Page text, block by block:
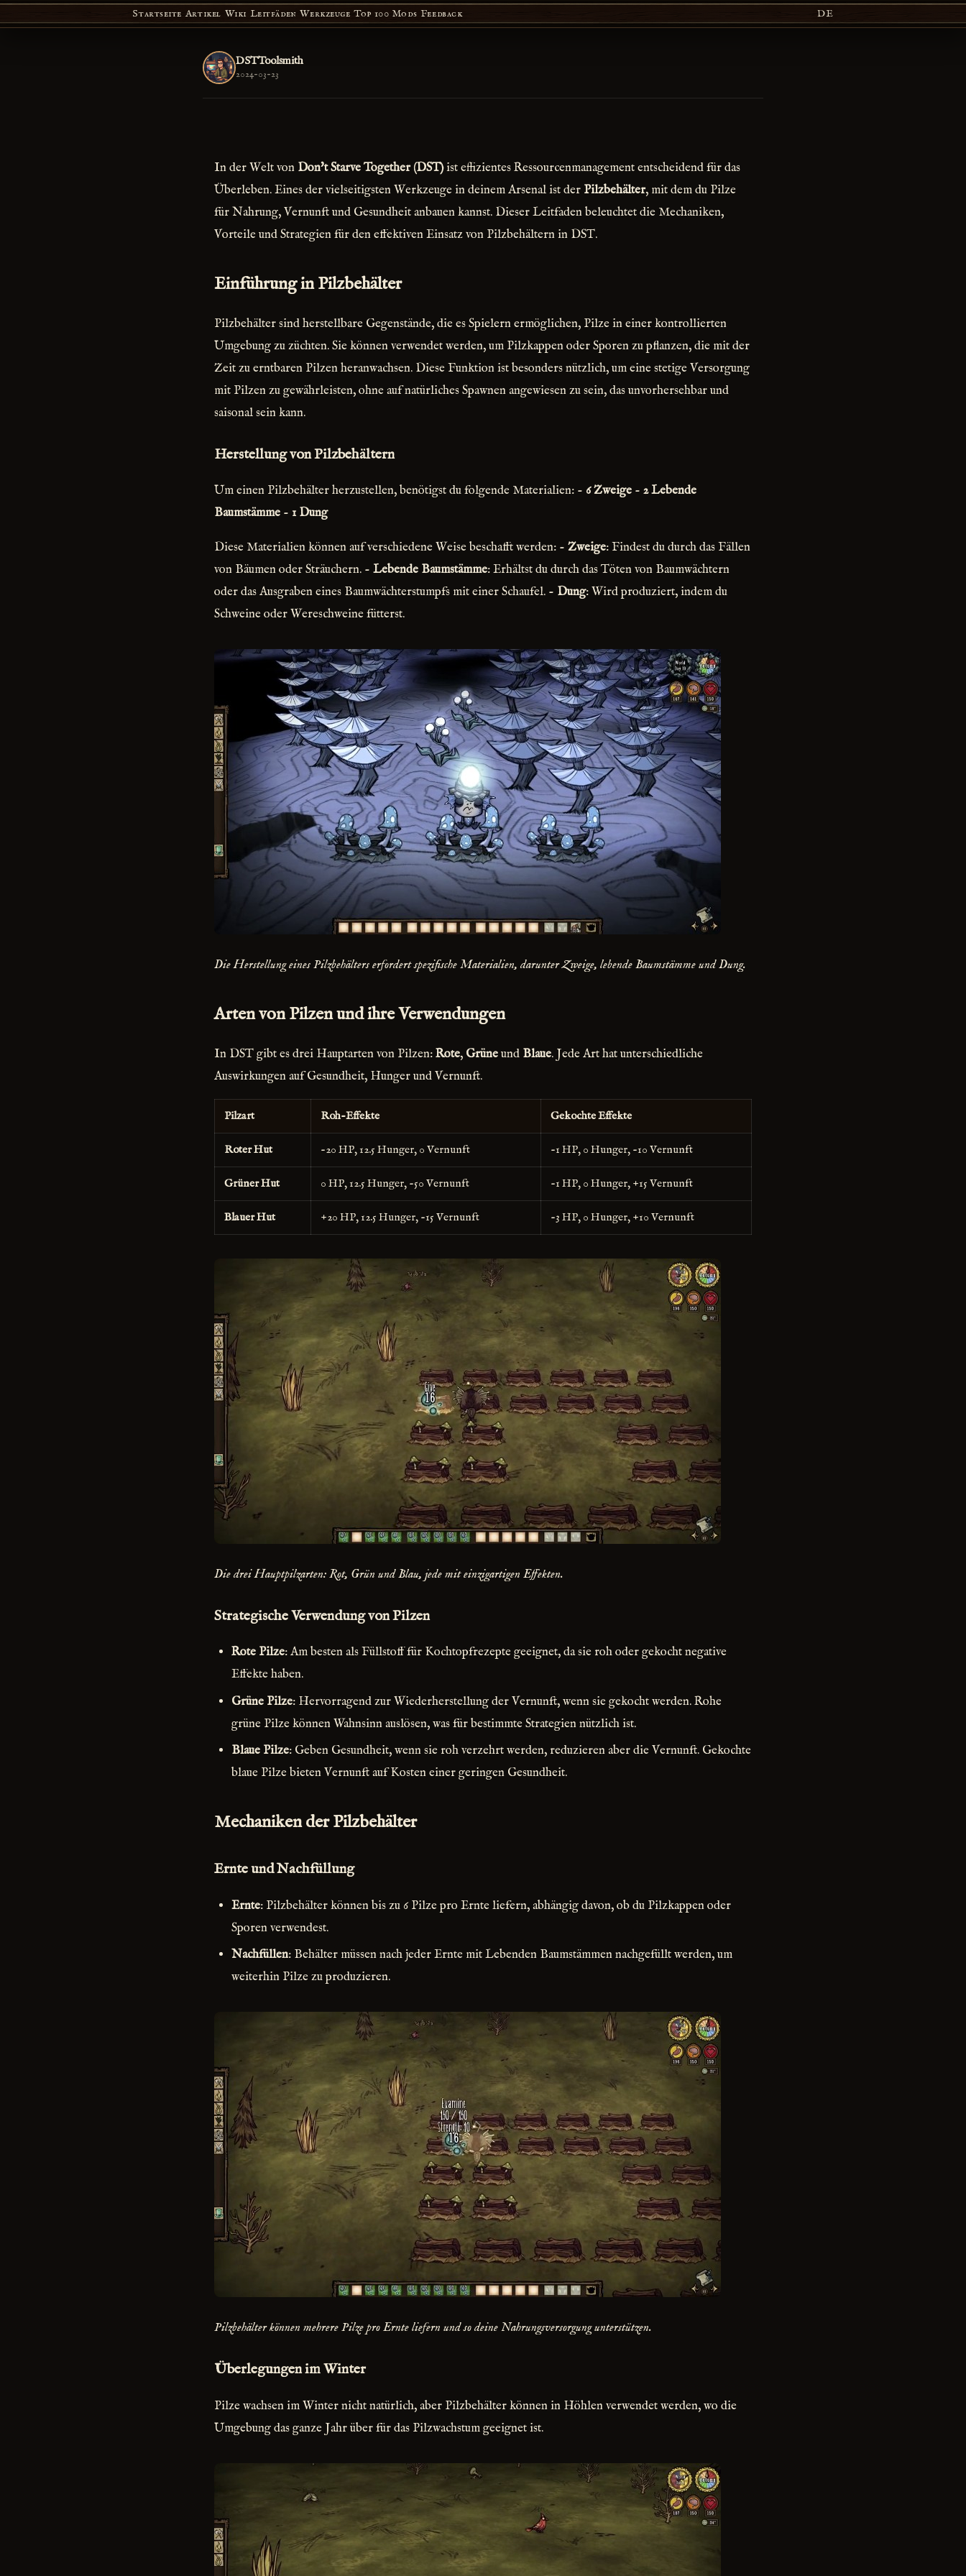
Startseite Artikel Wiki Leitfäden Werkzeuge Top 100 Mods Feedback DE
DSTToolsmith
2024-03-23
In der Welt von Don't Starve Together (DST)ist effizientes Ressourcenmanagement entscheidend für das
Überleben. Eines der vielseitigsten Werkzeuge in deinem Arsenal ist der Pilzbehälter, mit dem du Pilze
für Nahrung, Vernunft und Gesundheit anbauen kannst. Dieser Leitfaden beleuchtet die Mechaniken,
Vorteile und Strategien für den effektiven Einsatz von Pilzbehältern in DST.
Einführung in Pilzbehälter
Pilzbehälter sind herstellbare Gegenstände, die es Spielern ermöglichen, Pilze in einer kontrollierten
Umgebung zu züchten. Sie können verwendet werden, um Pilzkappen oder Sporen zu pflanzen, die mit der
Zeit zu erntbaren Pilzen heranwachsen. Diese Funktion ist besonders nützlich, um eine stetige Versorgung
mit Pilzen zu gewährleisten, ohne auf natürliches Spawnen angewiesen zu sein, das unvorhersehbar und
saisonal sein kann.
Herstellung von Pilzbehältern
Um einen Pilzbehälter herzustellen, benötigst du folgende Materialien: - 6 Zweige - 2 Lebende
Baumstämme - 1 Dung
Diese Materialien können auf verschiedene Weise beschafft werden: - Zweige: Findest du durch das Fällen
von Bäumen oder Sträuchern. - Lebende Baumstämme: Erhältst du durch das Töten von Baumwächtern
oder das Ausgraben eines Baumwächterstumpfs mit einer Schaufel. - Dung: Wird produziert, indem du
Schweine oder Wereschweine fütterst.
Die Herstellung eines Pilzbehälters erfordert spezifische Materialien, darunter Zweige, lebende Baumstämme und Dung.
Arten von Pilzen und ihre Verwendungen
In DST gibt es drei Hauptarten von Pilzen:Rote, Grüneund Blaue. Jede Art hat unterschiedliche
Auswirkungen auf Gesundheit, Hunger und Vernunft.
Pilzart Roh-Effekte Gekochte Effekte
Roter Hut -20 HP, 12.5 Hunger, 0 Vernunft -1 HP, 0 Hunger, -10 Vernunft
Grüner Hut 0 HP, 12.5 Hunger, -50 Vernunft -1 HP, 0 Hunger, +15 Vernunft
Blauer Hut +20 HP, 12.5 Hunger, -15 Vernunft -3 HP, 0 Hunger, +10 Vernunft
Die drei Hauptpilzarten: Rot, Grün und Blau, jede mit einzigartigen Effekten.
Strategische Verwendung von Pilzen
Rote Pilze: Am besten als Füllstoff für Kochtopfrezepte geeignet, da sie roh oder gekocht negative
Effekte haben.
Grüne Pilze: Hervorragend zur Wiederherstellung der Vernunft, wenn sie gekocht werden. Rohe
grüne Pilze können Wahnsinn auslösen, was für bestimmte Strategien nützlich ist.
Blaue Pilze: Geben Gesundheit, wenn sie roh verzehrt werden, reduzieren aber die Vernunft. Gekochte
blaue Pilze bieten Vernunft auf Kosten einer geringen Gesundheit.
Mechaniken der Pilzbehälter
Ernte und Nachfüllung
Ernte: Pilzbehälter können bis zu 6 Pilze pro Ernte liefern, abhängig davon, ob du Pilzkappen oder
Sporen verwendest.
Nachfüllen: Behälter müssen nach jeder Ernte mit Lebenden Baumstämmen nachgefüllt werden, um
weiterhin Pilze zu produzieren.
Pilzbehälter können mehrere Pilze pro Ernte liefern und so deine Nahrungsversorgung unterstützen.
Überlegungen im Winter
Pilze wachsen im Winter nicht natürlich, aber Pilzbehälter können in Höhlen verwendet werden, wo die
Umgebung das ganze Jahr über für das Pilzwachstum geeignet ist.